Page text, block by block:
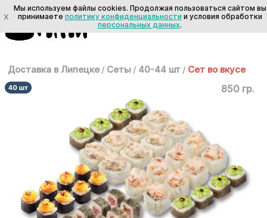
Доставка в Липецке / Сеты / 40-44 шт / Сет во вкусе
850 гр.
X
Мы используем файлы cookies. Продолжая пользоваться сайтом вы
принимаете политику конфиденциальности и условия обработки
персональных данных.